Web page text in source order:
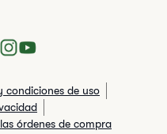
condiciones de uso
órdenes de compra